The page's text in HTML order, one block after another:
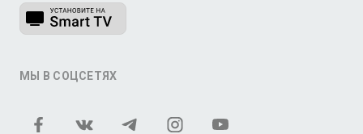
МЫ В СОЦСЕТЯХ